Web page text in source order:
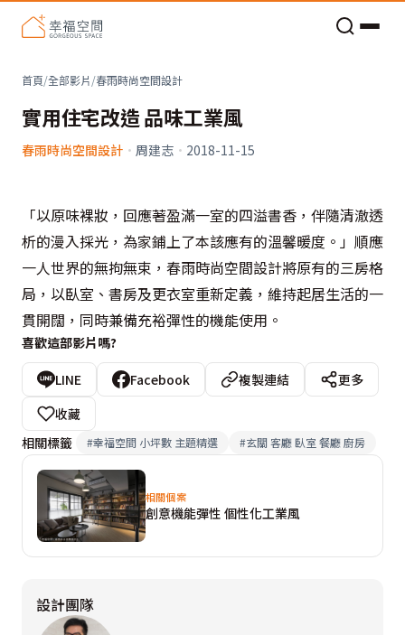
首頁/全部影片/春雨時尚空間設計
實用住宅改造 品味工業風
春雨時尚空間設計 · 周建志 · 2018-11-15
「以原味裸妝，回應著盈滿一室的四溢書香，伴隨清澈透
析的漫入採光，為家鋪上了本該應有的溫馨暖度。」順應
一人世界的無拘無束，春雨時尚空間設計將原有的三房格
局，以臥室、書房及更衣室重新定義，維持起居生活的一
貫開闊，同時兼備充裕彈性的機能使用。
喜歡這部影片嗎?
LINE Facebook 複製連結
更多
收藏
相關標籤
#幸福空間 小坪數 主題精選 #玄關 客廳 臥室 餐廳 廚房
相關個案
創意機能彈性 個性化工業風
設計團隊